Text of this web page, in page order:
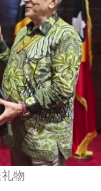
物